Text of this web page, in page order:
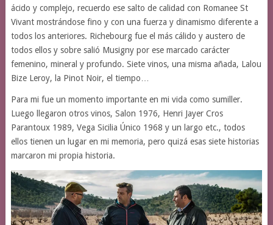
ácido y complejo, recuerdo ese salto de calidad con Romanee St
Vivant mostrándose fino y con una fuerza y dinamismo diferente a
todos los anteriores. Richebourg fue el más cálido y austero de
todos ellos y sobre salió Musigny por ese marcado carácter
femenino, mineral y profundo. Siete vinos, una misma añada, Lalou
Bize Leroy, la Pinot Noir, el tiempo…
Para mi fue un momento importante en mi vida como sumiller.
Luego llegaron otros vinos, Salon 1976, Henri Jayer Cros
Parantoux 1989, Vega Sicilia Único 1968 y un largo etc., todos
ellos tienen un lugar en mi memoria, pero quizá esas siete historias
marcaron mi propia historia.